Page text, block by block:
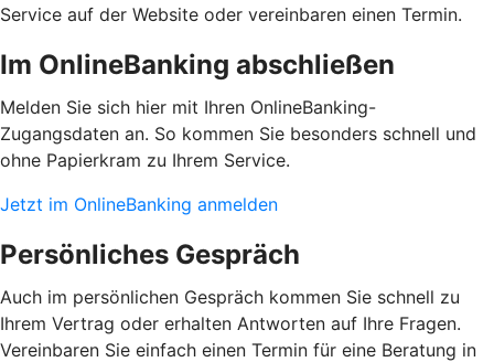
Service auf der Website oder vereinbaren einen Termin.
Im OnlineBanking abschließen
Melden Sie sich hier mit Ihren OnlineBanking-
Zugangsdaten an. So kommen Sie besonders schnell und
ohne Papierkram zu Ihrem Service.
Jetzt im OnlineBanking anmelden
Persönliches Gespräch
Auch im persönlichen Gespräch kommen Sie schnell zu
Ihrem Vertrag oder erhalten Antworten auf Ihre Fragen.
Vereinbaren Sie einfach einen Termin für eine Beratung in